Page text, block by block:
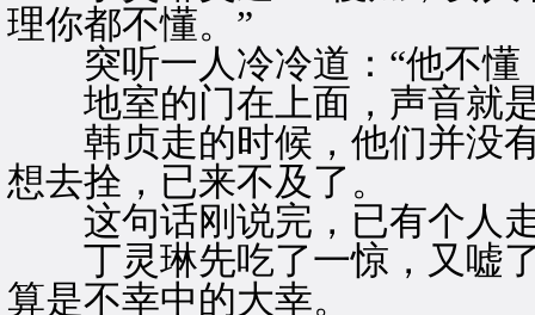
理你都不懂。”
突听一人冷冷道：“他不懂
地室的门在上面，声音就
韩贞走的时候，他们并没有
想去拴，已来不及了。
这句话刚说完，已有个人
丁灵琳先吃了一惊，又嘘了
算是不幸中的大幸。